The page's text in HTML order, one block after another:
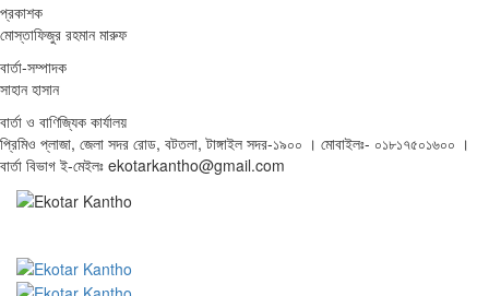
প্রকাশক
মোস্তাফিজুর রহমান মারুফ
বার্তা-সম্পাদক
সাহান হাসান
বার্তা ও বাণিজ্যিক কার্যালয়
প্রিমিও প্লাজা, জেলা সদর রোড, বটতলা, টাঙ্গাইল সদর-১৯০০ । মোবাইলঃ- ০১৮১৭৫০১৬০০ ।
বার্তা বিভাগ ই-মেইলঃ ekotarkantho@gmail.com